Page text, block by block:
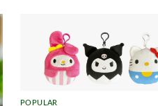
POPULAR